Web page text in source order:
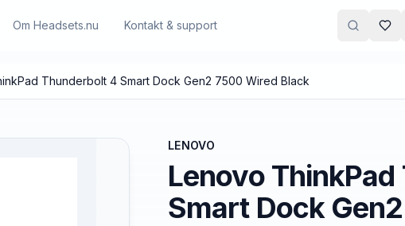
Om Headsets.nu Kontakt & support
Thunderbolt 4 Smart Dock Gen2 7500 Wired Black
LENOVO
Lenovo
Smart Dock